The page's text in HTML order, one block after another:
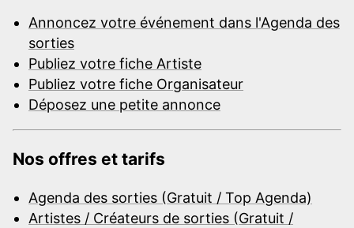
Annoncez votre événement dans l'Agenda des
sorties
Publiez votre fiche Artiste
Publiez votre fiche Organisateur
Déposez une petite annonce
Nos offres et tarifs
Agenda des sorties (Gratuit / Top Agenda)
Artistes / Créateurs de sorties (Gratuit /